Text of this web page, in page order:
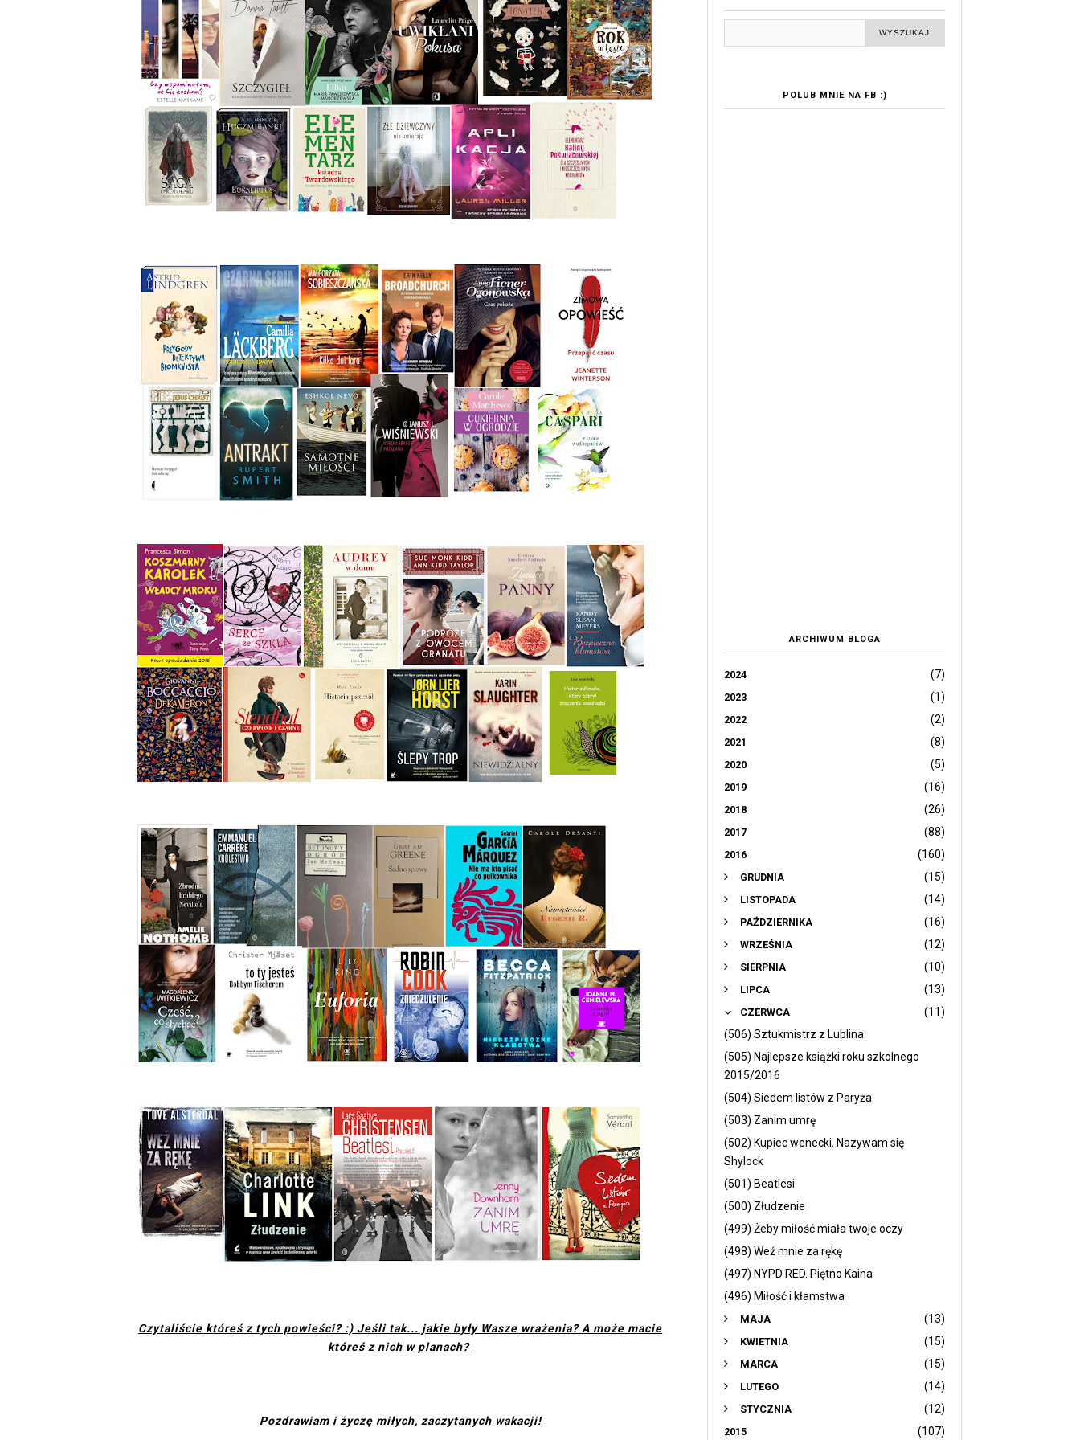
Czytaliście któreś z tych powieści? :) Jeśli tak... jakie były Wasze wrażenia? A może macie
któreś z nich w planach?
Pozdrawiam i życzę miłych, zaczytanych wakacji!
POLUB MNIE NA FB :)
ARCHIWUM BLOGA
2024 (7)
2023 (1)
2022 (2)
2021 (8)
2020 (5)
2019 (16)
2018 (26)
2017 (88)
2016 (160)
GRUDNIA (15)
LISTOPADA (14)
PAŹDZIERNIKA (16)
WRZEŚNIA (12)
SIERPNIA (10)
LIPCA (13)
CZERWCA
(11)
(506) Sztukmistrz z Lublina
(505) Najlepsze książki roku szkolnego
2015/2016
(504) Siedem listów z Paryża
(503) Zanim umrę
(502) Kupiec wenecki. Nazywam się
Shylock
(501) Beatlesi
(500) Złudzenie
(499) Żeby miłość miała twoje oczy
(498) Weź mnie za rękę
(497) NYPD RED. Piętno Kaina
(496) Miłość i kłamstwa
MAJA (13)
KWIETNIA (15)
MARCA (15)
LUTEGO (14)
STYCZNIA (12)
2015 (107)